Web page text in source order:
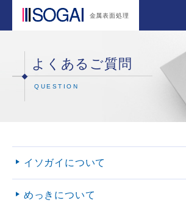
金属表面処理
よくあるご質問
QUESTION
イソガイについて
めっきについて